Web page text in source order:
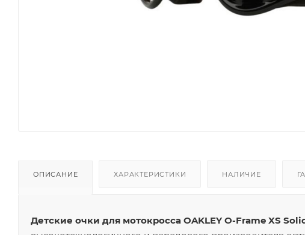
ОПИСАНИЕ ХАРАКТЕРИСТИКИ НАЛИЧИЕ
Детские очки для мотокросса OAKLEY O-Frame XS